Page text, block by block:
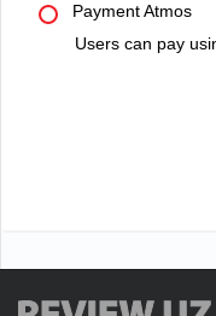
Payment Atmos
Users can pay